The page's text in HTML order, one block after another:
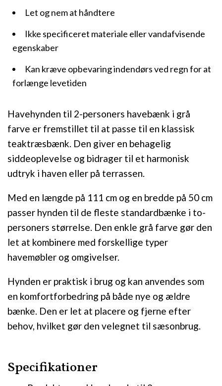
Havehynden til 2-personers havebænk i grå
farve er fremstillet til at passe til en klassisk
teaktræsbænk. Den giver en behagelig
siddeoplevelse og bidrager til et harmonisk
udtryk i haven eller på terrassen.
Med en længde på 111 cm og en bredde på 50 cm
passer hynden til de fleste standardbænke i to-
personers størrelse. Den enkle grå farve gør den
let at kombinere med forskellige typer
havemøbler og omgivelser.
Hynden er praktisk i brug og kan anvendes som
en komfortforbedring på både nye og ældre
bænke. Den er let at placere og fjerne efter
behov, hvilket gør den velegnet til sæsonbrug.
Let og nem at håndtere
Ikke specificeret materiale eller vandafvisende
egenskaber
Kan kræve opbevaring indendørs ved regn for at
forlænge levetiden
Specifikationer